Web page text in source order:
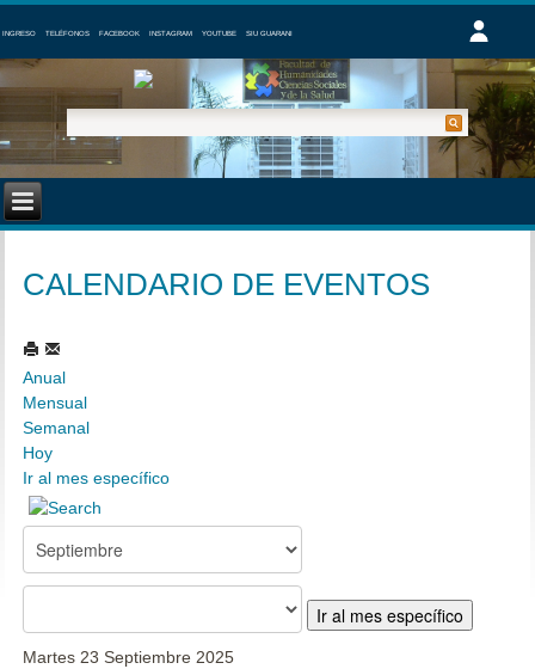
INGRESO TELÉFONOS FACEBOOK INSTAGRAM YOUTUBE SIU GUARANI
CALENDARIO DE EVENTOS
Anual
Mensual
Semanal
Hoy
Ir al mes específico
Ir al mes específico
Martes 23 Septiembre 2025